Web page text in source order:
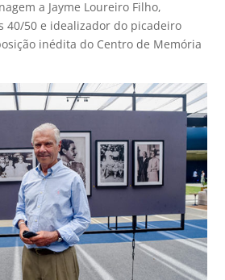
a Jayme Loureiro Filho,
40/50 e idealizador do picadeiro
inédita do Centro de Memória